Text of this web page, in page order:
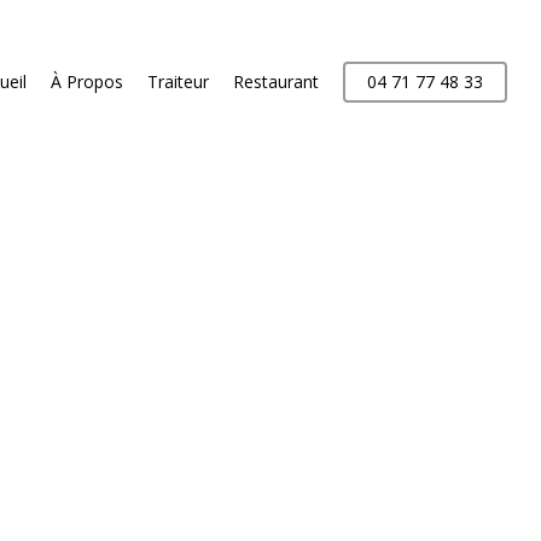
À Propos Traiteur Restaurant 04 71 77 48 33